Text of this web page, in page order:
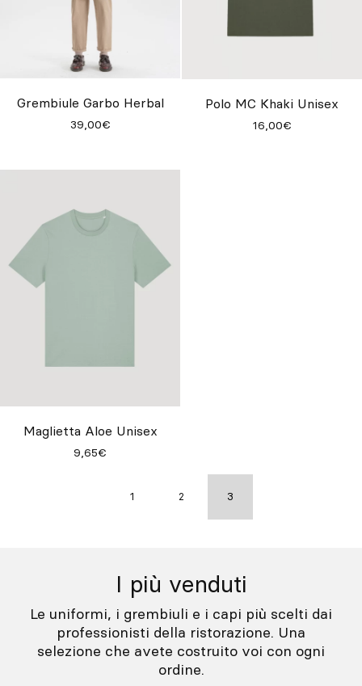
I più venduti
Le uniformi, i grembiuli e i capi più scelti dai
professionisti della ristorazione. Una
selezione che avete costruito voi con ogni
ordine.
Grembiule Garbo Herbal
39,00€
Polo MC Khaki Unisex
16,00€
Maglietta Aloe Unisex
9,65€
1 2 3